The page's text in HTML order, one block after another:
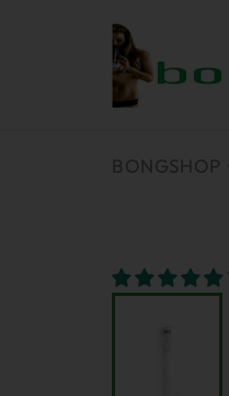
BONGSHOP